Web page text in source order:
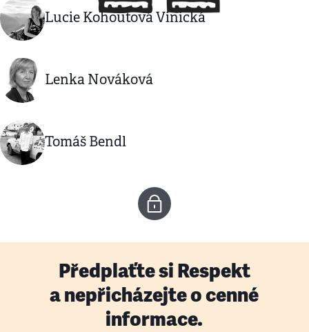
Lucie Kohoutová Vinická
Lenka Nováková
Tomáš Bendl
Předplaťte si Respekt
a nepřicházejte o cenné
informace.